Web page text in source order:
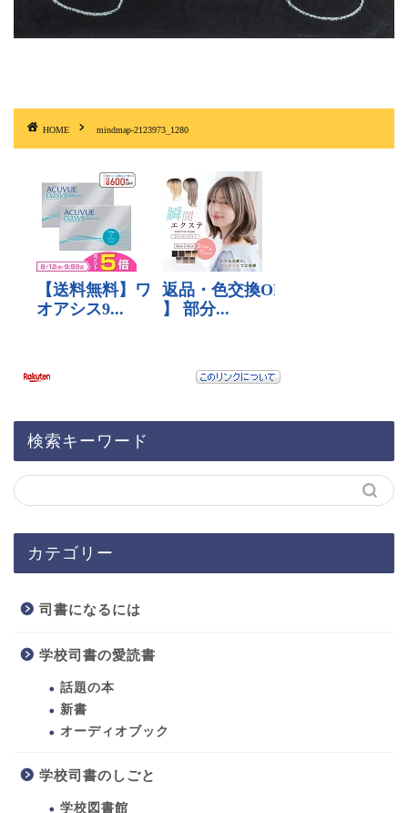
HOME mindmap-2123973_1280
検索キーワード
カテゴリー
司書になるには
学校司書の愛読書
話題の本
新書
オーディオブック
学校司書のしごと
学校図書館